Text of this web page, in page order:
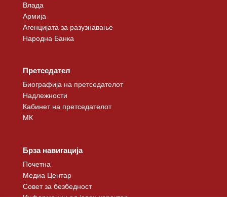
Влада
Армија
Агенцијата за разузнавање
Народна Банка
Претседател
Биографија на претседателот
Надлежности
Кабинет на претседателот
МК
Брза навигација
Почетна
Медиа Центар
Совет за безбедност